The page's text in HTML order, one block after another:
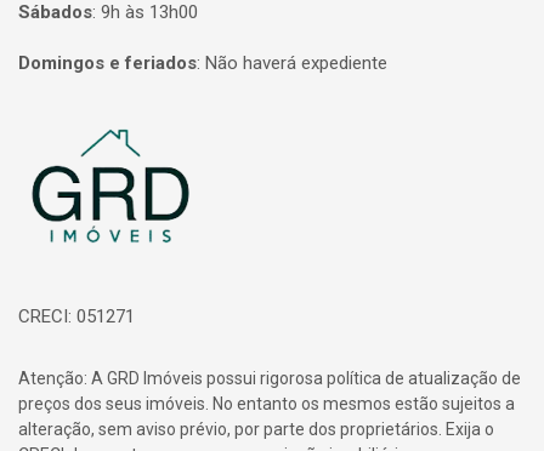
Sábados: 9h às 13h00
Domingos e feriados: Não haverá expediente
Página inicial
CRECI: 051271
Atenção: A GRD Imóveis possui rigorosa política de atualização de
preços dos seus imóveis. No entanto os mesmos estão sujeitos a
alteração, sem aviso prévio, por parte dos proprietários. Exija o